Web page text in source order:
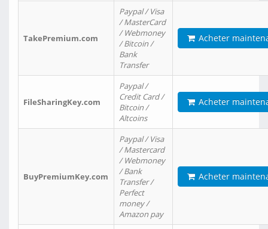
TakePremium.com
Paypal / Visa
/ MasterCard
/ Webmoney
/ Bitcoin /
Bank
Transfer
Acheter
FileSharingKey.com
Paypal /
Credit Card /
Bitcoin /
Altcoins
Acheter
BuyPremiumKey.com
Paypal / Visa
/ Mastercard
/ Webmoney
/ Bank
Transfer /
Perfect
money /
Amazon pay
Acheter